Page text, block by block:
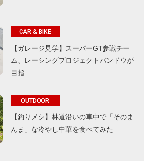
CAR & BIKE
【ガレージ見学】スーパーGT参戦チー
ム、レーシングプロジェクトバンドウが
目指…
OUTDOOR
【釣りメシ】林道沿いの車中で「そのま
んま」な冷やし中華を食べてみた